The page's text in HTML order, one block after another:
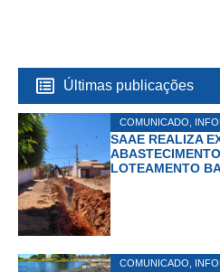
Últimas publicações
COMUNICADO
SAAE REALIZA
LOTEAMENTO
COMUNICADO